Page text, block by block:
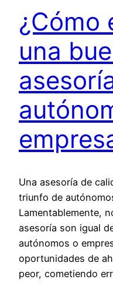
¿Cómo
una
Una asesoría de
triunfo de
Lamentablemente,
asesoría son igual
autónomos o
oportunidades de
peor, cometiendo